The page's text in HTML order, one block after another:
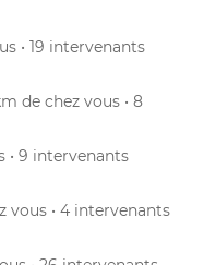
• 19 intervenants
de chez vous • 8
• 9 intervenants
vous • 4 intervenants